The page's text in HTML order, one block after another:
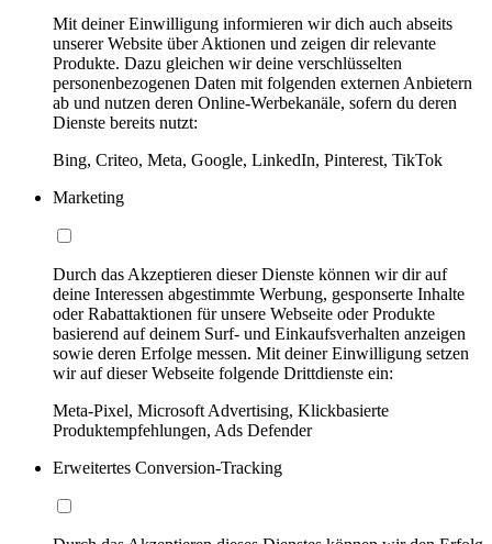
Mit deiner Einwilligung informieren wir dich auch abseits
unserer Website über Aktionen und zeigen dir relevante
Produkte. Dazu gleichen wir deine verschlüsselten
personenbezogenen Daten mit folgenden externen Anbietern
ab und nutzen deren Online-Werbekanäle, sofern du deren
Dienste bereits nutzt:
Bing, Criteo, Meta, Google, LinkedIn, Pinterest, TikTok
Marketing
Durch das Akzeptieren dieser Dienste können wir dir auf
deine Interessen abgestimmte Werbung, gesponserte Inhalte
oder Rabattaktionen für unsere Webseite oder Produkte
basierend auf deinem Surf- und Einkaufsverhalten anzeigen
sowie deren Erfolge messen. Mit deiner Einwilligung setzen
wir auf dieser Webseite folgende Drittdienste ein:
Meta-Pixel, Microsoft Advertising, Klickbasierte
Produktempfehlungen, Ads Defender
Erweitertes Conversion-Tracking